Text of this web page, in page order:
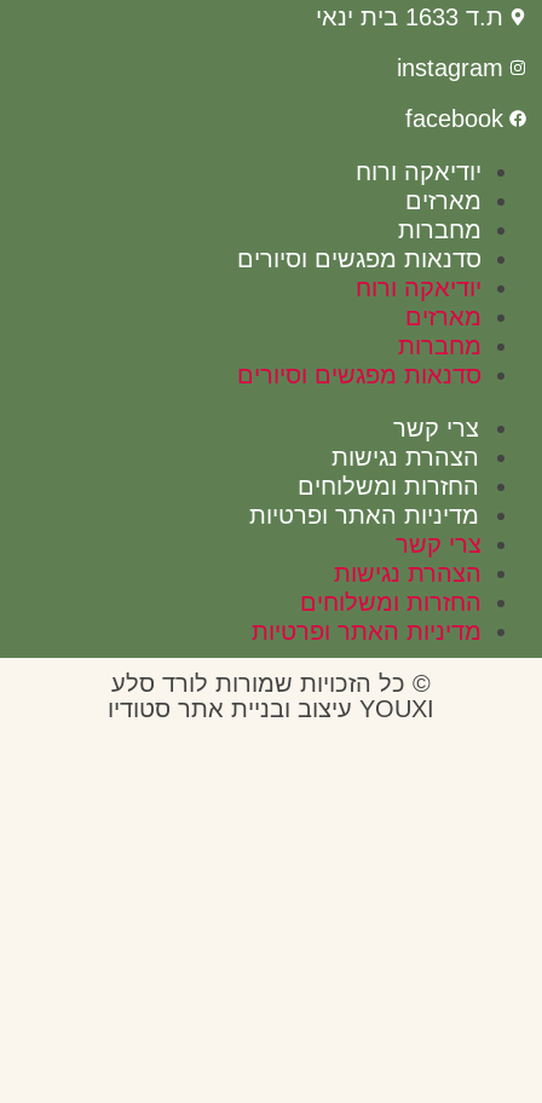
ורוח
מפגשים וסיורים
ורוח
מפגשים וסיורים
קשר
נגישות
ומשלוחים
האתר ופרטיות
קשר
נגישות
ומשלוחים
האתר ופרטיות
© כל הזכויות שמורות לורד סלע